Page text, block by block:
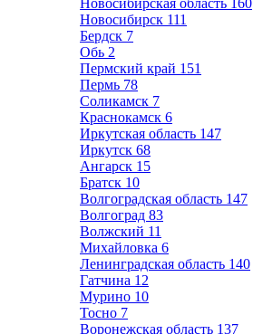
Новосибирская область 160
Новосибирск 111
Бердск 7
Обь 2
Пермский край 151
Пермь 78
Соликамск 7
Краснокамск 6
Иркутская область 147
Иркутск 68
Ангарск 15
Братск 10
Волгоградская область 147
Волгоград 83
Волжский 11
Михайловка 6
Ленинградская область 140
Гатчина 12
Мурино 10
Тосно 7
Воронежская область 137